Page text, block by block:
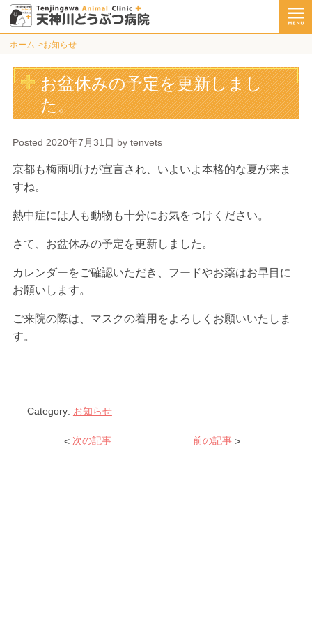
ホーム お知らせ
お盆休みの予定を更新しまし
た。
Posted 2020年7月31日 by tenvets
京都も梅雨明けが宣言され、いよいよ本格的な夏が来ま
すね。
熱中症には人も動物も十分にお気をつけください。
さて、お盆休みの予定を更新しました。
カレンダーをご確認いただき、フードやお薬はお早目に
お願いします。
ご来院の際は、マスクの着用をよろしくお願いいたしま
す。
Category: お知らせ
< 次の記事 前の記事 >